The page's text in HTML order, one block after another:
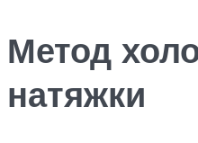
Метод
натяжки